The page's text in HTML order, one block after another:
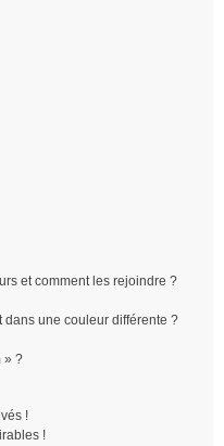
et comment les rejoindre ?
dans une couleur différente ?
» ?
!
!